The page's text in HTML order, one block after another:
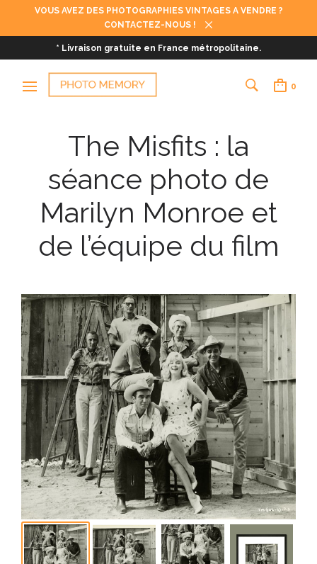
VOUS AVEZ DES PHOTOGRAPHIES VINTAGES A VENDRE ?
CONTACTEZ-NOUS !
* Livraison gratuite en France métropolitaine.
0
The Misfits : la
séance photo de
Marilyn Monroe et
de l’équipe du film